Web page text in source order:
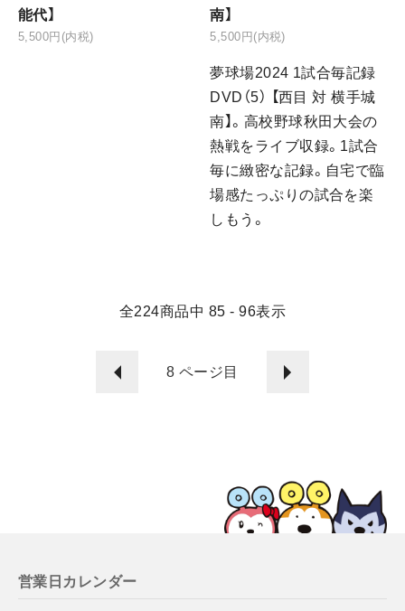
能代】
5,500円(内税)
南】
5,500円(内税)
夢球場2024 1試合毎記録
DVD（5） 【西目 対 横手城
南】。高校野球秋田大会の
熱戦をライブ収録。1試合
毎に緻密な記録。自宅で臨
場感たっぷりの試合を楽
しもう。
全224商品中 85 - 96表示
8ページ目
営業日カレンダー